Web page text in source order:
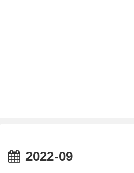
2022-09